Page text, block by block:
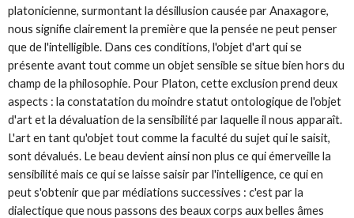
platonicienne, surmontant la désillusion causée par Anaxagore,
nous signifie clairement la première que la pensée ne peut penser
que de l'intelligible. Dans ces conditions, l'objet d'art qui se
présente avant tout comme un objet sensible se situe bien hors du
champ de la philosophie. Pour Platon, cette exclusion prend deux
aspects : la constatation du moindre statut ontologique de l'objet
d'art et la dévaluation de la sensibilité par laquelle il nous apparaît.
L'art en tant qu'objet tout comme la faculté du sujet qui le saisit,
sont dévalués. Le beau devient ainsi non plus ce qui émerveille la
sensibilité mais ce qui se laisse saisir par l'intelligence, ce qui en
peut s'obtenir que par médiations successives : c'est par la
dialectique que nous passons des beaux corps aux belles âmes